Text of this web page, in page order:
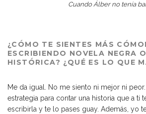
Cuando Álber no tenía
¿CÓMO TE SIENTES MÁS
ESCRIBIENDO NOVELA NEGRA
HISTÓRICA? ¿QUÉ ES LO QUE
Me da igual. No me siento ni mejor ni
estrategia para contar una historia que a ti
escribirla y te lo pases guay. Además, yo